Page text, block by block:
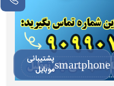
smartphoneپشتیبانی
موبایل